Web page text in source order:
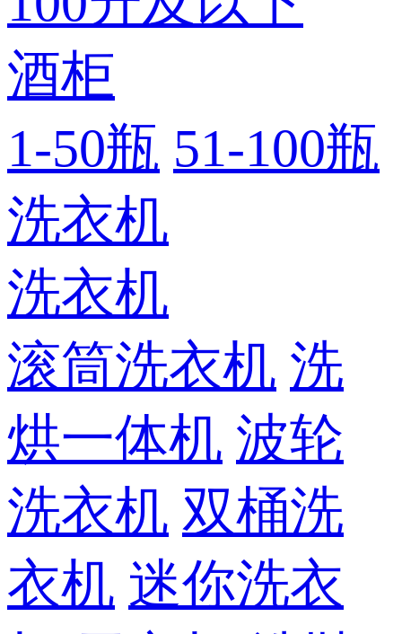
酒柜
1-50瓶 51-100瓶
洗衣机
洗衣机
滚筒洗衣机 洗
烘一体机 波轮
洗衣机 双桶洗
衣机 迷你洗衣